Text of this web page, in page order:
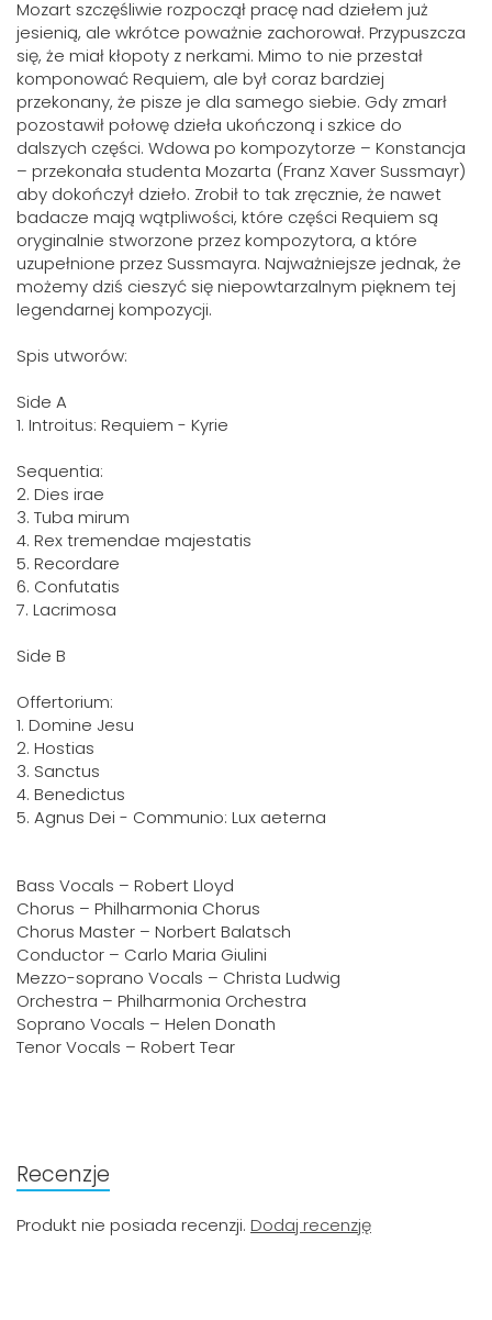
Mozart szczęśliwie rozpoczął pracę nad dziełem już
jesienią, ale wkrótce poważnie zachorował. Przypuszcza
się, że miał kłopoty z nerkami. Mimo to nie przestał
komponować Requiem, ale był coraz bardziej
przekonany, że pisze je dla samego siebie. Gdy zmarł
pozostawił połowę dzieła ukończoną i szkice do
dalszych części. Wdowa po kompozytorze – Konstancja
– przekonała studenta Mozarta (Franz Xaver Sussmayr)
aby dokończył dzieło. Zrobił to tak zręcznie, że nawet
badacze mają wątpliwości, które części Requiem są
oryginalnie stworzone przez kompozytora, a które
uzupełnione przez Sussmayra. Najważniejsze jednak, że
możemy dziś cieszyć się niepowtarzalnym pięknem tej
legendarnej kompozycji.
Spis utworów:
Side A
1. Introitus: Requiem - Kyrie
Sequentia:
2. Dies irae
3. Tuba mirum
4. Rex tremendae majestatis
5. Recordare
6. Confutatis
7. Lacrimosa
Side B
Offertorium:
1. Domine Jesu
2. Hostias
3. Sanctus
4. Benedictus
5. Agnus Dei - Communio: Lux aeterna
Bass Vocals – Robert Lloyd
Chorus – Philharmonia Chorus
Chorus Master – Norbert Balatsch
Conductor – Carlo Maria Giulini
Mezzo-soprano Vocals – Christa Ludwig
Orchestra – Philharmonia Orchestra
Soprano Vocals – Helen Donath
Tenor Vocals – Robert Tear
Recenzje
Produkt nie posiada recenzji. Dodaj recenzję